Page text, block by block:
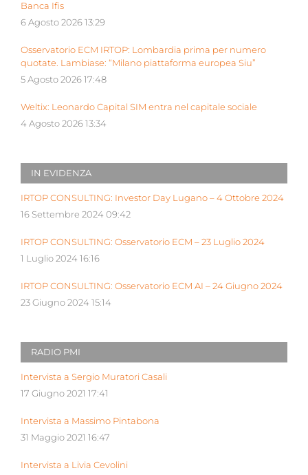
Banca Ifis
6 Agosto 2026 13:29
Osservatorio ECM IRTOP: Lombardia prima per numero
quotate. Lambiase: “Milano piattaforma europea Siu”
5 Agosto 2026 17:48
Weltix: Leonardo Capital SIM entra nel capitale sociale
4 Agosto 2026 13:34
IN EVIDENZA
IRTOP CONSULTING: Investor Day Lugano – 4 Ottobre 2024
16 Settembre 2024 09:42
IRTOP CONSULTING: Osservatorio ECM – 23 Luglio 2024
1 Luglio 2024 16:16
IRTOP CONSULTING: Osservatorio ECM AI – 24 Giugno 2024
23 Giugno 2024 15:14
RADIO PMI
Intervista a Sergio Muratori Casali
17 Giugno 2021 17:41
Intervista a Massimo Pintabona
31 Maggio 2021 16:47
Intervista a Livia Cevolini